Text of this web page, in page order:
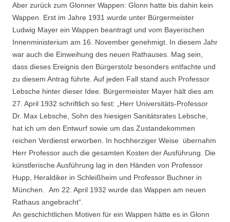
Aber zurück zum Glonner Wappen: Glonn hatte bis dahin kein
Wappen. Erst im Jahre 1931 wurde unter Bürgermeister
Ludwig Mayer ein Wappen beantragt und vom Bayerischen
Innenministerium am 16. November genehmigt. In diesem Jahr
war auch die Einweihung des neuen Rathauses. Mag sein,
dass dieses Ereignis den Bürgerstolz besonders entfachte und
zu diesem Antrag führte. Auf jeden Fall stand auch Professor
Lebsche hinter dieser Idee. Bürgermeister Mayer hält dies am
27. April 1932 schriftlich so fest: „Herr Universitäts-Professor
Dr. Max Lebsche, Sohn des hiesigen Sanitätsrates Lebsche,
hat ich um den Entwurf sowie um das Zustandekommen
reichen Verdienst erworben. In hochherziger Weise übernahm
Herr Professor auch die gesamten Kosten der Ausführung. Die
künstlerische Ausführung lag in den Händen von Professor
Hupp, Heraldiker in Schleißheim und Professor Buchner in
München. Am 22. April 1932 wurde das Wappen am neuen
Rathaus angebracht“.
An geschichtlichen Motiven für ein Wappen hätte es in Glonn